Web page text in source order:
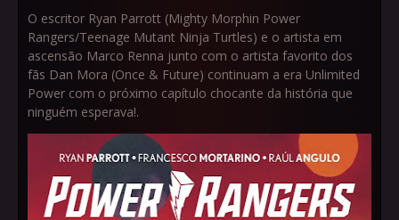
O escritor Ryan Parrott (Mighty Morphin Power
Rangers/Teenage Mutant Ninja Turtles) e o artista em
ascensão Marco Renna junto com o artista favorito dos
fãs Dan Mora (Once & Future) continuam a era Unlimited
Power com o próximo capítulo chocante da história que
ninguém esperava!.